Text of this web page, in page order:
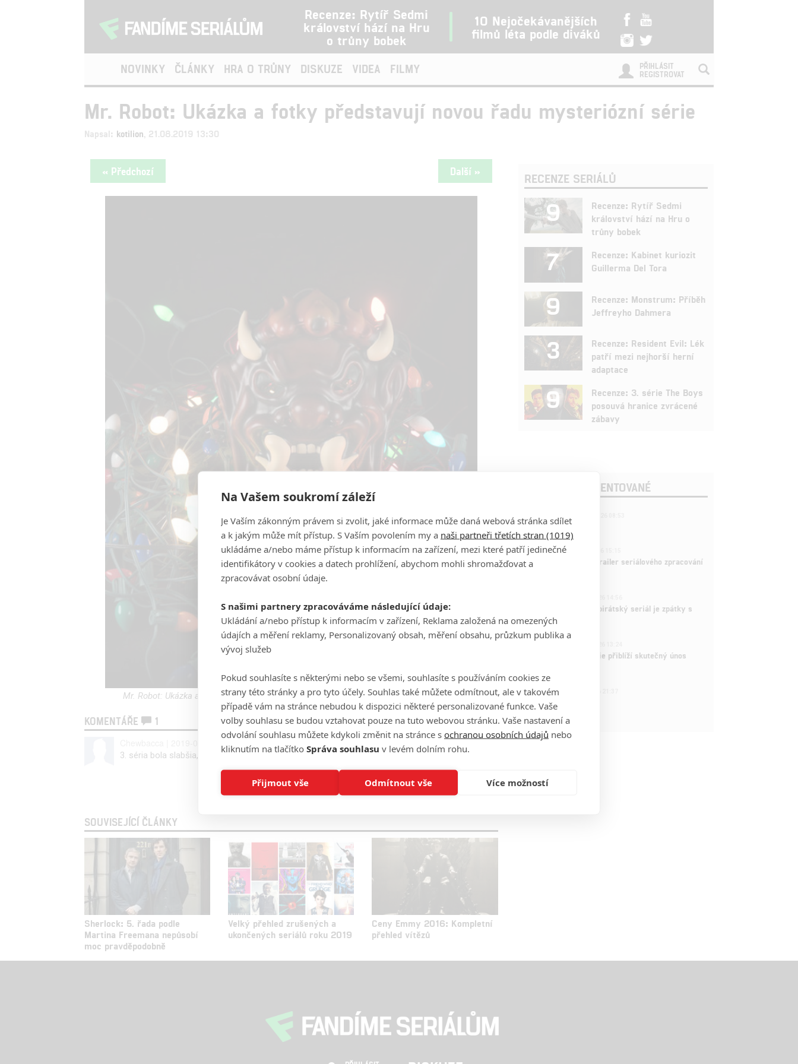
Recenze: Rytíř Sedmi
království hází na Hru
o trůny bobek
10 Nejočekávanějších
filmů léta podle diváků
NOVINKY ČLÁNKY HRA O TRŮNY DISKUZE VIDEA FILMY
PŘIHLÁSIT
REGISTROVAT
Mr. Robot: Ukázka a fotky představují novou řadu mysteriózní série
Napsal: kotilion , 21.08.2019 13:30
« Předchozí Další »
Mr. Robot: Ukázka a fotky představují novou řadu mysteriózní série | Fandíme seriálům
KOMENTÁŘE
1
Chewbacca | 2019-08-26 09:14:30
3. séria bola slabšia, ale i tak sa na to nesmierne teším.
Vstoupit do diskuze
SOUVISEJÍCÍ ČLÁNKY
Sherlock: 5. řada podle
Martina Freemana nepůsobí
moc pravděpodobně
Velký přehled zrušených a
ukončených seriálů roku 2019
Ceny Emmy 2016: Kompletní
přehled vítězů
RECENZE SERIÁLŮ
9
Recenze: Rytíř Sedmi
království hází na Hru o
trůny bobek
7
Recenze: Kabinet kuriozit
Guillerma Del Tora
9
Recenze: Monstrum: Příběh
Jeffreyho Dahmera
3
Recenze: Resident Evil: Lék
patří mezi nejhorší herní
adaptace
9
Recenze: 3. série The Boys
posouvá hranice zvrácené
zábavy
POSLEDNÍ KOMENTOVANÉ
拆彈專家
1ČLÁNEK | 26.03.2026 15:15
Harry Potter: První trailer seriálového zpracování
One Piece: Oblíbený pirátský seriál je zpátky s
novými epizodami
2
Nová dramatická série přiblíží skutečný únos
1OSOBA | 15.02.2026 21:37
Adam Sandler
Na Vašem soukromí záleží
Je Vaším zákonným právem si zvolit, jaké informace může daná webová stránka sdílet
a k jakým může mít přístup. S Vaším povolením my a naši partneři třetích stran (1019)
ukládáme a/nebo máme přístup k informacím na zařízení, mezi které patří jedinečné
identifikátory v cookies a datech prohlížení, abychom mohli shromažďovat a
zpracovávat osobní údaje.
S našimi partnery zpracováváme následující údaje:
Ukládání a/nebo přístup k informacím v zařízení, Reklama založená na omezených
údajích a měření reklamy, Personalizovaný obsah, měření obsahu, průzkum publika a
vývoj služeb
Pokud souhlasíte s některými nebo se všemi, souhlasíte s používáním cookies ze
strany této stránky a pro tyto účely. Souhlas také můžete odmítnout, ale v takovém
případě vám na stránce nebudou k dispozici některé personalizované funkce. Vaše
volby souhlasu se budou vztahovat pouze na tuto webovou stránku. Vaše nastavení a
odvolání souhlasu můžete kdykoli změnit na stránce s ochranou osobních údajů nebo
kliknutím na tlačítko Správa souhlasu v levém dolním rohu.
Přijmout vše Odmítnout vše Více možností